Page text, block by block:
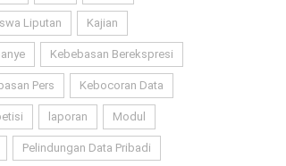
Liputan Kajian
Kebebasan Berekspresi
Pers Kebocoran Data
laporan Modul
Pelindungan Data Pribadi